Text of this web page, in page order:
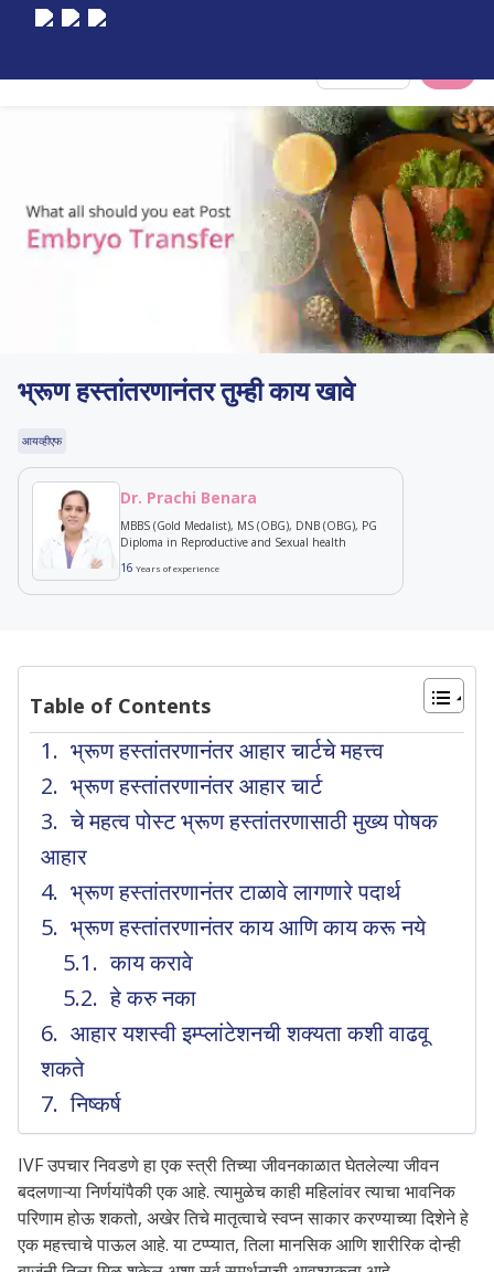
भ्रूण हस्तांतरणानंतर तुम्ही काय खावे
आयव्हीएफ
Dr. Prachi Benara
MBBS (Gold Medalist), MS (OBG), DNB (OBG), PG
Diploma in Reproductive and Sexual health
16 Years of experience
Table of Contents
भ्रूण हस्तांतरणानंतर आहार चार्टचे महत्त्व
भ्रूण हस्तांतरणानंतर आहार चार्ट
चे महत्व पोस्ट भ्रूण हस्तांतरणासाठी मुख्य पोषक
आहार
भ्रूण हस्तांतरणानंतर टाळावे लागणारे पदार्थ
भ्रूण हस्तांतरणानंतर काय आणि काय करू नये
काय करावे
हे करु नका
आहार यशस्वी इम्प्लांटेशनची शक्यता कशी वाढवू
शकते
निष्कर्ष
IVF उपचार निवडणे हा एक स्त्री तिच्या जीवनकाळात घेतलेल्या जीवन
बदलणाऱ्या निर्णयांपैकी एक आहे. त्यामुळेच काही महिलांवर त्याचा भावनिक
परिणाम होऊ शकतो, अखेर तिचे मातृत्वाचे स्वप्न साकार करण्याच्या दिशेने हे
एक महत्त्वाचे पाऊल आहे. या टप्प्यात, तिला मानसिक आणि शारीरिक दोन्ही